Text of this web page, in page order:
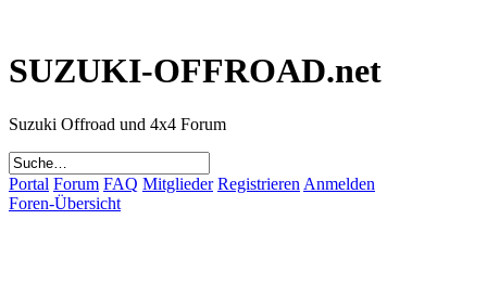
SUZUKI-OFFROAD.net
Suzuki Offroad und 4x4 Forum
Portal Forum FAQ Mitglieder Registrieren Anmelden
Foren-Übersicht